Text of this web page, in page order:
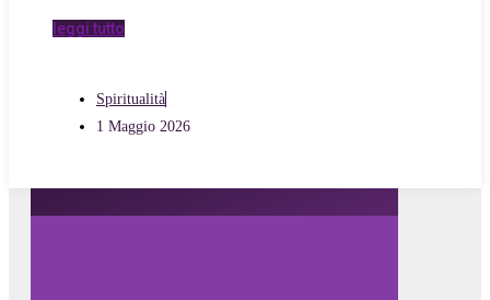
leggi tutto
Spiritualità
1 Maggio 2026